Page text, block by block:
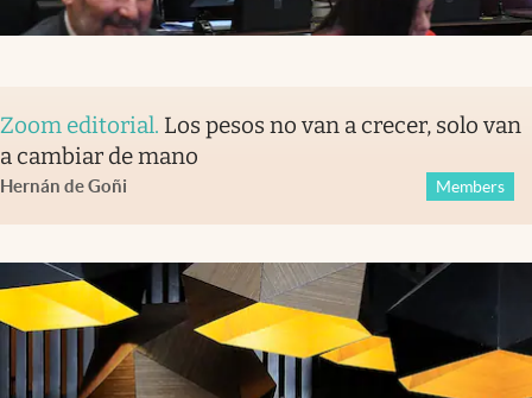
Zoom editorial. Los pesos no van a crecer, solo van
a cambiar de mano
Hernán de Goñi Members